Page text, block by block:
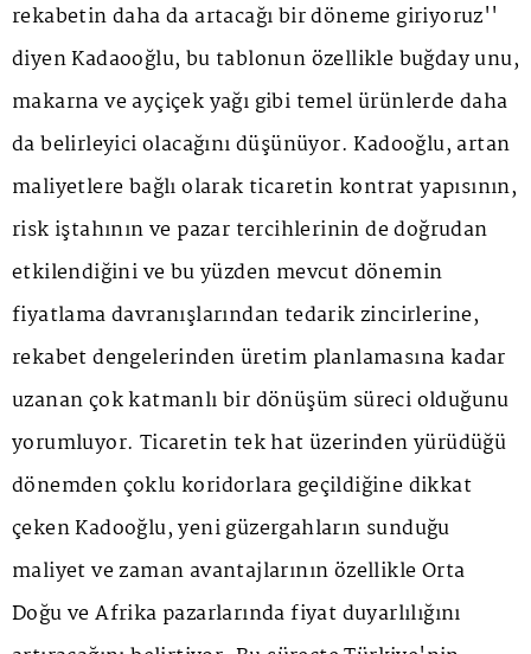
rekabetin daha da artacağı bir döneme giriyoruz''
diyen Kadaooğlu, bu tablonun özellikle buğday unu,
makarna ve ayçiçek yağı gibi temel ürünlerde daha
da belirleyici olacağını düşünüyor. Kadooğlu, artan
maliyetlere bağlı olarak ticaretin kontrat yapısının,
risk iştahının ve pazar tercihlerinin de doğrudan
etkilendiğini ve bu yüzden mevcut dönemin
fiyatlama davranışlarından tedarik zincirlerine,
rekabet dengelerinden üretim planlamasına kadar
uzanan çok katmanlı bir dönüşüm süreci olduğunu
yorumluyor. Ticaretin tek hat üzerinden yürüdüğü
dönemden çoklu koridorlara geçildiğine dikkat
çeken Kadooğlu, yeni güzergahların sunduğu
maliyet ve zaman avantajlarının özellikle Orta
Doğu ve Afrika pazarlarında fiyat duyarlılığını